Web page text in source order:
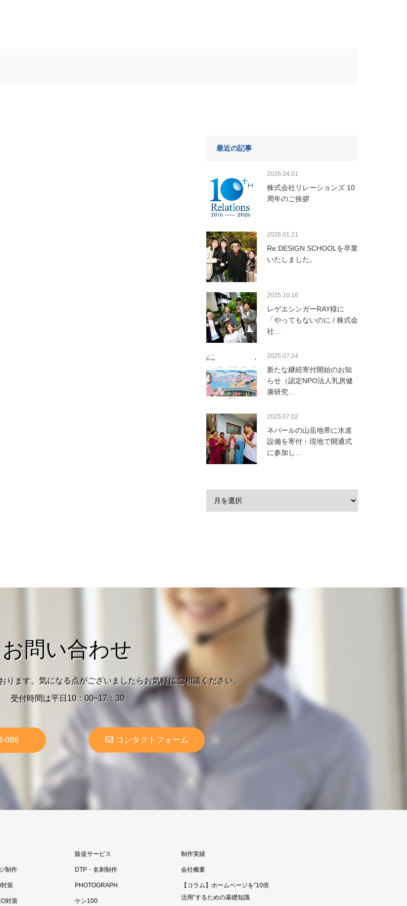
最近の記事
2026.04.01
株式会社リレーションズ 10
周年のご挨拶
2026.01.21
Re:DESIGN SCHOOLを卒業
いたしました。
2025.10.16
レゲエシンガーRAY様に
「やってもないのに / 株式会
社…
2025.07.24
新たな継続寄付開始のお知
らせ（認定NPO法人乳房健
康研究…
2025.07.02
ネパールの山岳地帯に水道
設備を寄付・現地で開通式
に参加し…
お問い合わせ
ります。気になる点がございましたらお気軽にご相談ください。
受付時間は平日10：00~17：30
086 コンタクトフォーム
制作
策
対策
販促サービス
DTP・名刺制作
PHOTOGRAPH
ケン100
制作実績
会社概要
【コラム】ホームページを”10倍
活用”するための基礎知識